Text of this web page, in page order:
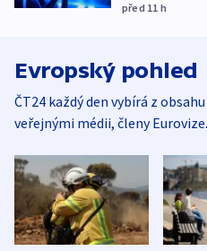
před 11 h
Evropský pohled
ČT24 každý den vybírá z
veřejnými médii, členy Eurovize.